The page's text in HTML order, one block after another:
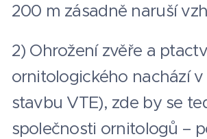
200 m zásadně naruší
2) Ohrožení zvěře a
ornitologického nachází
stavbu VTE), zde by se
společnosti ornitologů –